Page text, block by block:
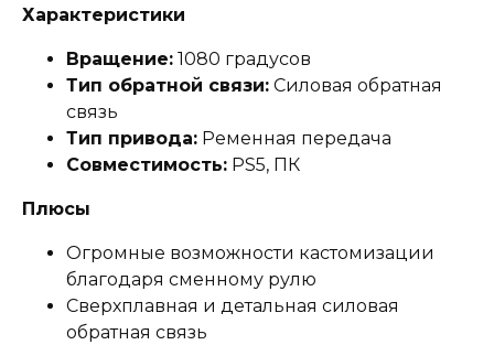
Характеристики
Вращение: 1080 градусов
Тип обратной связи: Силовая обратная
связь
Тип привода: Ременная передача
Совместимость: PS5, ПК
Плюсы
Огромные возможности кастомизации
благодаря сменному рулю
Сверхплавная и детальная силовая
обратная связь